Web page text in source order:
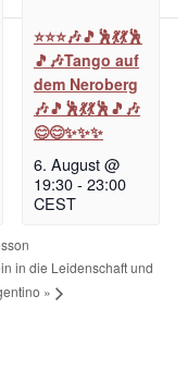
⭐⭐⭐🎶🎵🕺💃💃🕺
🎵🎶Tango auf
dem Neroberg
🎶🎵🕺💃💃🕺🎵🎶
😊😊✨✨✨
6. August @
19:30- 23:00
CEST
in die Leidenschaft und
»